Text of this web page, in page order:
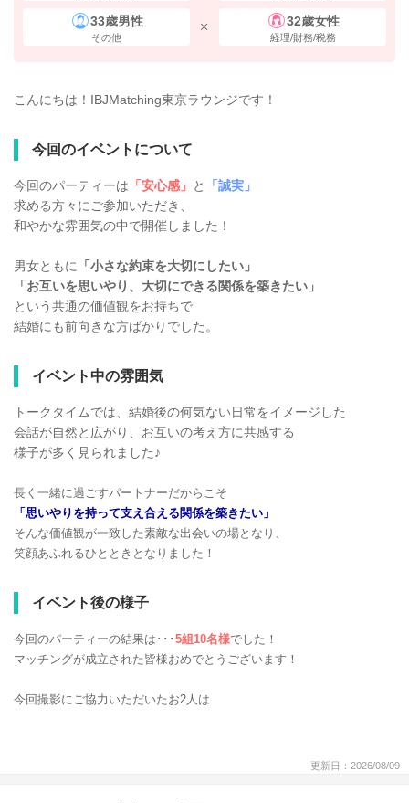
33歳男性
その他
32歳女性
経理/財務/税務
こんにちは！IBJMatching東京ラウンジです！
今回のイベントについて
今回のパーティーは 「安心感」 と
「誠実」
求める方々にご参加いただき、
和やかな雰囲気の中で開催しました！
男女ともに
「小さな約束を大切にしたい」
「お互いを思いやり、大切にできる関係を築きたい」
という共通の価値観をお持ちで
結婚にも前向きな方ばかりでした。
イベント中の雰囲気
トークタイムでは、結婚後の何気ない日常をイメージした
会話が自然と広がり、お互いの考え方に共感する
様子が多く見られました♪
長く一緒に過ごすパートナーだからこそ
「思いやりを持って支え合える関係を築きたい」
そんな価値観が一致した素敵な出会いの場となり、
笑顔あふれるひとときとなりました！
イベント後の様子
今回のパーティーの結果は･･･ 5組10名様でした！
マッチングが成立された皆様おめでとうございます！
今回撮影にご協力いただいたお2人は
更新日：2026/08/09